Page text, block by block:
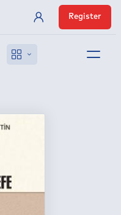
Member Login
Register